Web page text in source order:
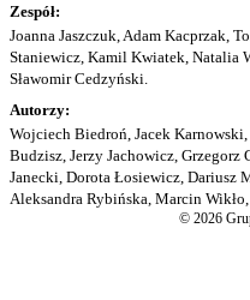
Zespół:
Joanna Jaszczuk, Adam Kacprzak,
Staniewicz, Kamil Kwiatek, Natalia
Sławomir Cedzyński.
Autorzy:
Wojciech Biedroń, Jacek
Budzisz, Jerzy Jachowicz, Grzegorz
Janecki, Dorota Łosiewicz, Dariusz
Aleksandra Rybińska, Marcin
© 2026